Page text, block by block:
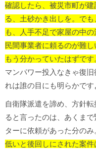
確認したら、被災市町が
る、土砂かき出しを。で
も、人手不足で家屋の中
民間事業者に頼るのが難
もう分かっていたはずです
マンパワー投入なきゃ復
れは誰の目にも明らかです
自衛隊派遣を諦め、方針
ると言ったのは、あくま
ターに依頼があった分の
低いと後回しにされた案